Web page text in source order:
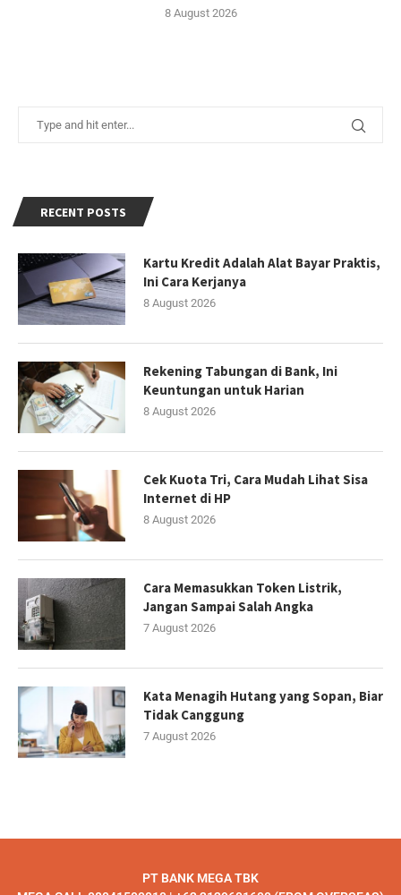
8 August 2026
RECENT POSTS
Kartu Kredit Adalah Alat Bayar Praktis,
Ini Cara Kerjanya
8 August 2026
Rekening Tabungan di Bank, Ini
Keuntungan untuk Harian
8 August 2026
Cek Kuota Tri, Cara Mudah Lihat Sisa
Internet di HP
8 August 2026
Cara Memasukkan Token Listrik,
Jangan Sampai Salah Angka
7 August 2026
Kata Menagih Hutang yang Sopan, Biar
Tidak Canggung
7 August 2026
PT BANK MEGA TBK